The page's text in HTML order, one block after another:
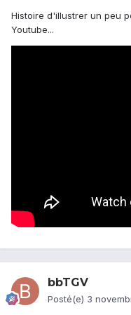
Histoire d'illustrer un peu
Youtube...
bbTGV
Posté(e) 3